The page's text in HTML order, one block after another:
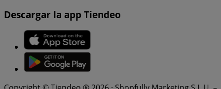
Descargar la app Tiendeo